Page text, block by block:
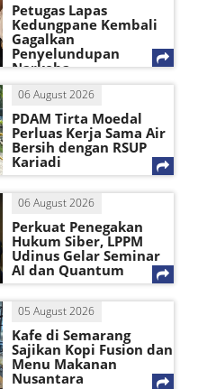
Petugas Lapas
Kedungpane Kembali
Gagalkan
Penyelundupan
Narkoba
06 August 2026
PDAM Tirta Moedal
Perluas Kerja Sama Air
Bersih dengan RSUP
Kariadi
06 August 2026
Perkuat Penegakan
Hukum Siber, LPPM
Udinus Gelar Seminar
AI dan Quantum
05 August 2026
Kafe di Semarang
Sajikan Kopi Fusion dan
Menu Makanan
Nusantara